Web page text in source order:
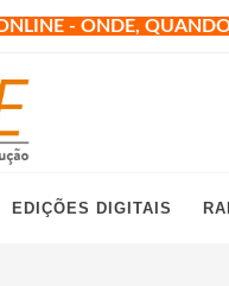
- ONDE,
EDIÇÕES DIGITAIS